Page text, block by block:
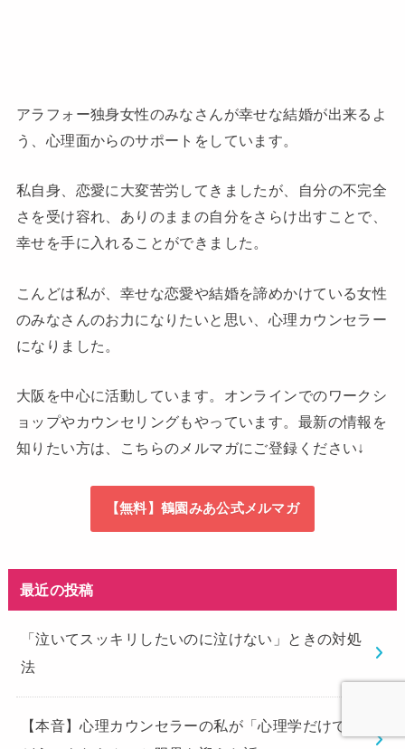
アラフォー独身女性のみなさんが幸せな結婚が出来るよ
う、心理面からのサポートをしています。
私自身、恋愛に大変苦労してきましたが、自分の不完全
さを受け容れ、ありのままの自分をさらけ出すことで、
幸せを手に入れることができました。
こんどは私が、幸せな恋愛や結婚を諦めかけている女性
のみなさんのお力になりたいと思い、心理カウンセラー
になりました。
大阪を中心に活動しています。オンラインでのワークシ
ョップやカウンセリングもやっています。最新の情報を
知りたい方は、こちらのメルマガにご登録ください↓
【無料】鶴園みあ公式メルマガ
最近の投稿
「泣いてスッキリしたいのに泣けない」ときの対処
法
【本音】心理カウンセラーの私が「心理学だけでは